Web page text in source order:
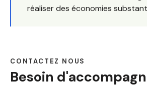
réaliser des économies
CONTACTEZ NOUS
Besoin